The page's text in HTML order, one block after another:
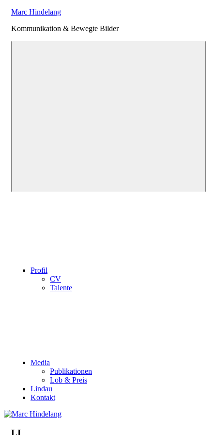
Zum
springen
Marc Hindelang
Kommunikation & Bewegte Bilder
Profil
CV
Talente
Media
Publikationen
Lob & Preis
Lindau
Kontakt
LI